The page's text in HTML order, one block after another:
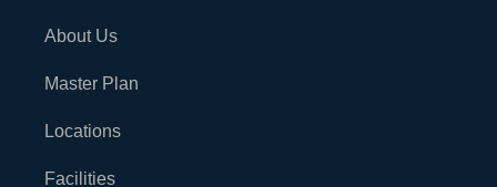
About Us
Master Plan
Locations
Facilities